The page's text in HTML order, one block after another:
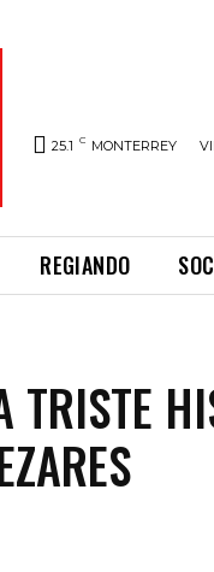
25.1 C MONTERREY
REGIANDO
TRISTE